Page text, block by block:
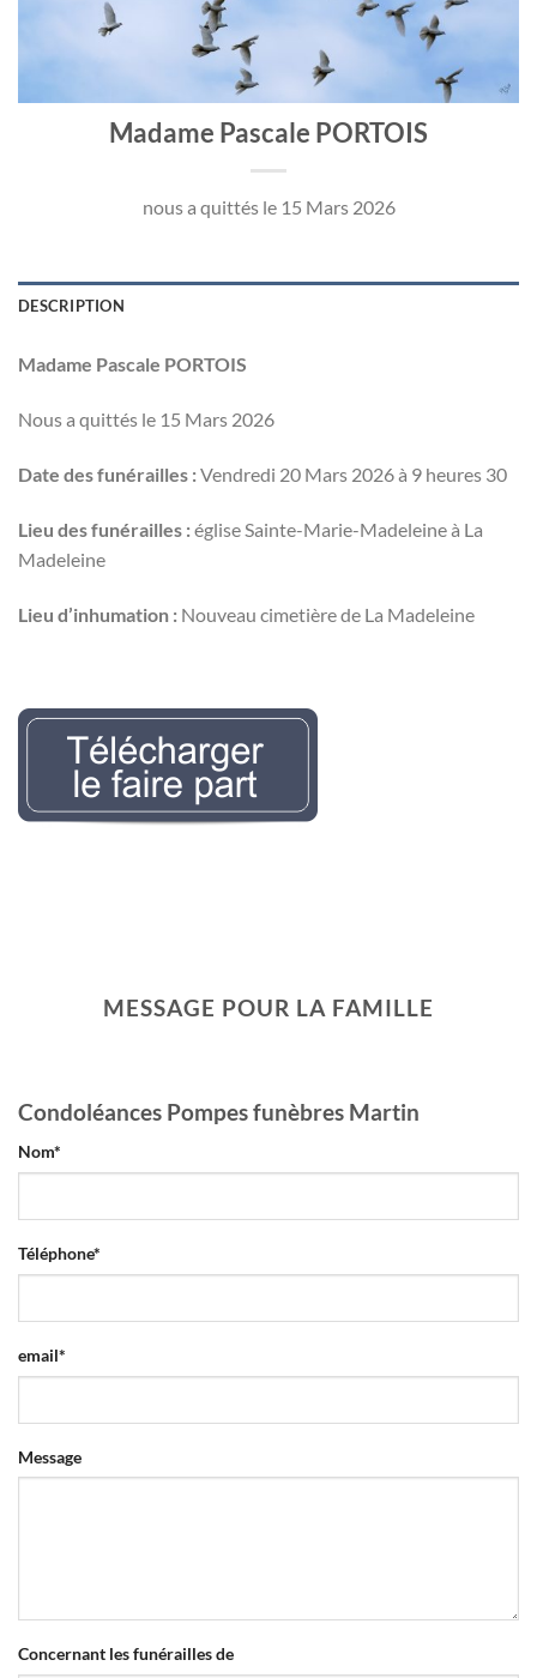
Madame Pascale PORTOIS
nous a quittés le 15 Mars 2026
DESCRIPTION
Madame Pascale PORTOIS
Nous a quittés le 15 Mars 2026
Date des funérailles :Vendredi 20 Mars 2026 à 9 heures 30
Lieu des funérailles :église Sainte-Marie-Madeleine à La
Madeleine
Lieu d’inhumation : Nouveau cimetière de La Madeleine
MESSAGE POUR LA FAMILLE
Condoléances Pompes funèbres Martin
Nom*
Téléphone*
email*
Message
Concernant les funérailles de